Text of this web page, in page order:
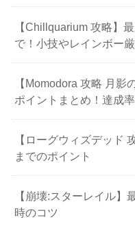
【Chillquarium 攻略】
で！小技やレインボー
【Momodora 攻略 月
ポイントまとめ！達成
【ローグウィズデッド
までのポイント
【崩壊:スターレイル】
時のコツ